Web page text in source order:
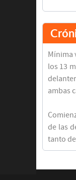
Mínima
los 13
ambas
de las
tanto